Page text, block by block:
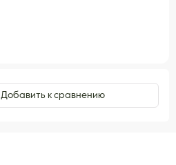
Добавить к сравнению